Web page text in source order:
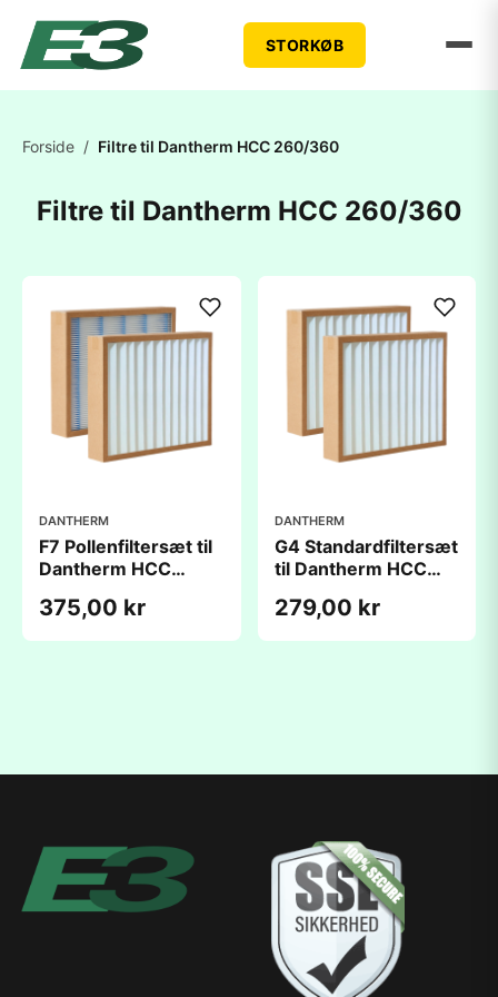
STORKØB
Forside / Filtre til Dantherm HCC 260/360
Filtre til Dantherm HCC 260/360
DANTHERM
F7 Pollenfiltersæt til
Dantherm HCC
(203x220x46mm) -
375,00 kr
DANTHERM
G4 Standardfiltersæt
til Dantherm HCC
(203x220x46mm) -
279,00 kr